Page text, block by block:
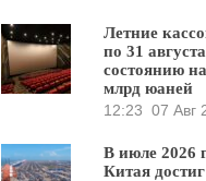
Летние
по 31
состоянию
млрд юаней
12:23 07 Авг
В июле 2026
Китая